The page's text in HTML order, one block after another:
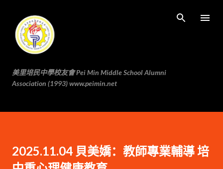
美里培民中學校友會 Pei Min Middle School Alumni
Association (1993) www.peimin.net
2025.11.04 貝美嬌：教師專業輔導 培